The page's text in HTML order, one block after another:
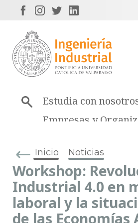
Estudia con
Empresas y
Inicio Noticias
Workshop:
Industrial 4.0 en
laboral y la
de las Economías